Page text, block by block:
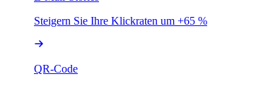
Steigern Sie Ihre Klickraten um +65 %
QR-Code